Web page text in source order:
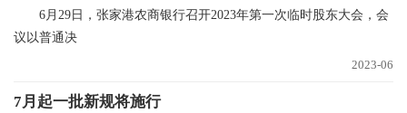
6月29日，张家港农商银行召开2023年第一次临时股东大会，会
议以普通决
2023-06
7月起一批新规将施行